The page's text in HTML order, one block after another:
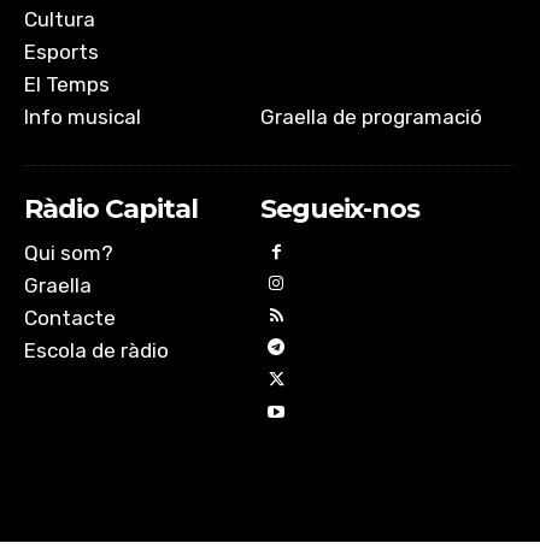
Cultura
Esports
El Temps
Info musical
Graella de programació
Ràdio Capital
Qui som?
Graella
Contacte
Escola de ràdio
Segueix-nos